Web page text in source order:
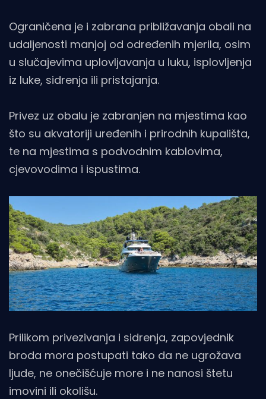
Ograničena je i zabrana približavanja obali na
udaljenosti manjoj od određenih mjerila, osim
u slučajevima uplovljavanja u luku, isplovljenja
iz luke, sidrenja ili pristajanja.
Privez uz obalu je zabranjen na mjestima kao
što su akvatoriji uređenih i prirodnih kupališta,
te na mjestima s podvodnim kablovima,
cjevovodima i ispustima.
Prilikom privezivanja i sidrenja, zapovjednik
broda mora postupati tako da ne ugrožava
ljude, ne onečišćuje more i ne nanosi štetu
imovini ili okolišu.